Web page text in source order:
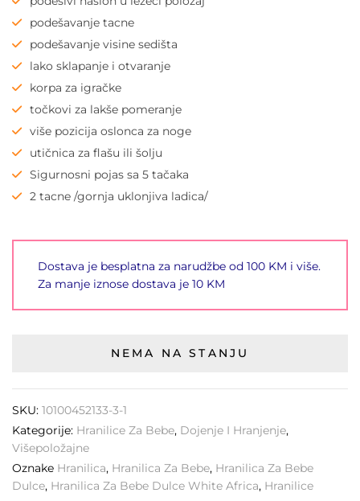
podešavanje tacne
podešavanje visine sedišta
lako sklapanje i otvaranje
korpa za igračke
točkovi za lakše pomeranje
više pozicija oslonca za noge
utičnica za flašu ili šolju
Sigurnosni pojas sa 5 tačaka
2 tacne /gornja uklonjiva ladica/
Dostava je besplatna za narudžbe od 100 KM i više.
Za manje iznose dostava je 10 KM
NEMA NA STANJU
SKU: 10100452133-3-1
Kategorije: Hranilice Za Bebe, Dojenje I Hranjenje,
Višepoložajne
Oznake Hranilica, Hranilica Za Bebe, Hranilica Za Bebe
Dulce, Hranilica Za Bebe Dulce White Africa, Hranilice